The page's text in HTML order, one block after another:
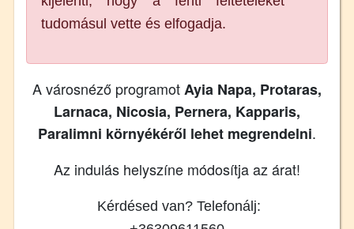
tudomásul vette és elfogadja.
A városnéző programotAyia Napa, Protaras,
Larnaca, Nicosia, Pernera, Kapparis,
Paralimni környékéről lehet megrendelni.
Az indulás helyszíne módosítja az árat!
Kérdésed van? Telefonálj: